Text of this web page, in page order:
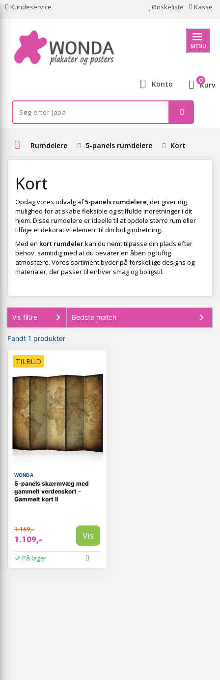
Kundeservice Ønskeliste Kasse
MENU
Konto Kurv
0
Rumdelere 5-panels rumdelere Kort
Kort
Opdag vores udvalg af5-panels rumdelere, der giver dig
mulighed for at skabe fleksible og stilfulde indretninger i dit
hjem. Disse rumdelere er ideelle til at opdele større rum eller
tilføje et dekorativt element til din boligindretning.
Med en kort rumdelerkan du nemt tilpasse din plads efter
behov, samtidig med at du bevarer en åben og luftig
atmosfære. Vores sortiment byder på forskellige designs og
materialer, der passer til enhver smag og boligstil.
Vis filtre
Fandt 1 produkter
TILBUD
WONDA
5-panels skærmvæg med
gammelt verdenskort -
Gammelt kort II
1.169,-
1.109,- Vis
På lager